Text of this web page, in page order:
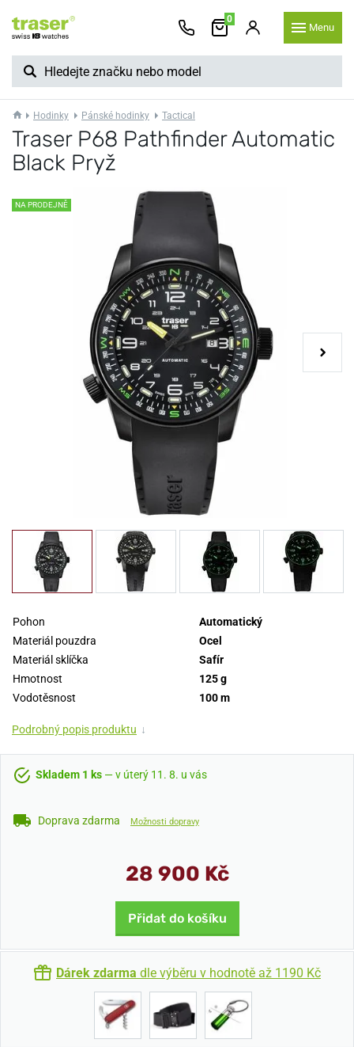
0
Menu
Hodinky Pánské hodinky Tactical
Traser P68 Pathfinder Automatic
Black Pryž
NA PRODEJNĚ
Pohon
Automatický
Materiál pouzdra
Ocel
Materiál sklíčka
Safír
Hmotnost
125 g
Vodotěsnost
100 m
Podrobný popis produktu ↓
Skladem 1 ks — v úterý 11. 8. u vás
Doprava zdarma Možnosti dopravy
28 900 Kč
Přidat do košíku
Dárek zdarma dle výběru v hodnotě až 1190 Kč